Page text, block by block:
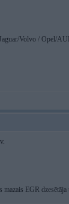
Volvo / Opel/
EGR dzesētāja